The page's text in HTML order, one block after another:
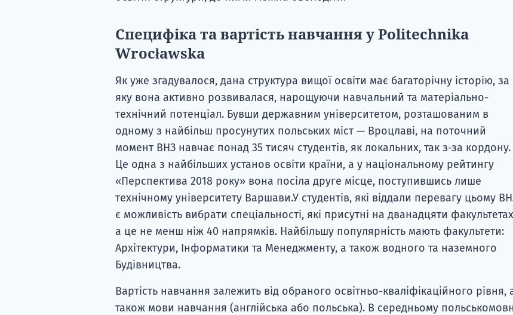
Специфіка та вартість навчання у Politechnika
Wrocławska
Як уже згадувалося, дана структура вищої освіти має багаторічну історію, за
яку вона активно розвивалася, нарощуючи навчальний та матеріально-
технічний потенціал. Бувши державним університетом, розташованим в
одному з найбільш просунутих польських міст — Вроцлаві, на поточний
момент ВНЗ навчає понад 35 тисяч студентів, як локальних, так з-за кордону.
Це одна з найбільших установ освіти країни, а у національному рейтингу
«Перспектива 2018 року» вона посіла друге місце, поступившись лише
технічному університету Варшави.У студентів, які віддали перевагу цьому
є можливість вибрати спеціальності, які присутні на дванадцяти
а це не менш ніж 40 напрямків. Найбільшу популярність мають факультети:
Архітектури, Інформатики та Менеджменту, а також водного та наземного
Будівництва.
Вартість навчання залежить від обраного освітньо-кваліфікаційного рівня,
також мови навчання (англійська або польська). В середньому